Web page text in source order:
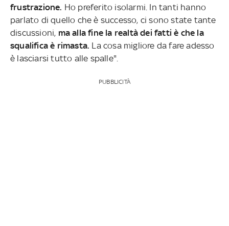
frustrazione. Ho preferito isolarmi. In tanti hanno
parlato di quello che è successo, ci sono state tante
discussioni, ma alla fine la realtà dei fatti è che la
squalifica è rimasta. La cosa migliore da fare adesso
è lasciarsi tutto alle spalle".
PUBBLICITÀ